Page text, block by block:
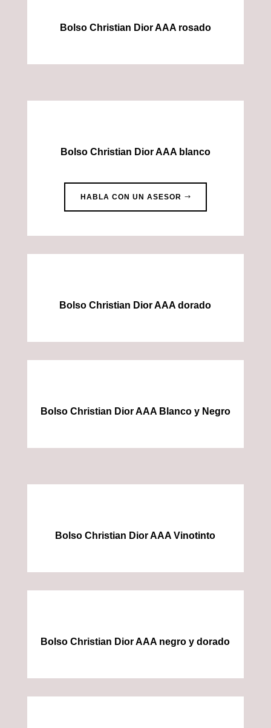
Bolso Christian Dior AAA rosado
Bolso Christian Dior AAA blanco
HABLA CON UN ASESOR
Bolso Christian Dior AAA dorado
Bolso Christian Dior AAA Blanco y Negro
Bolso Christian Dior AAA Vinotinto
Bolso Christian Dior AAA negro y dorado